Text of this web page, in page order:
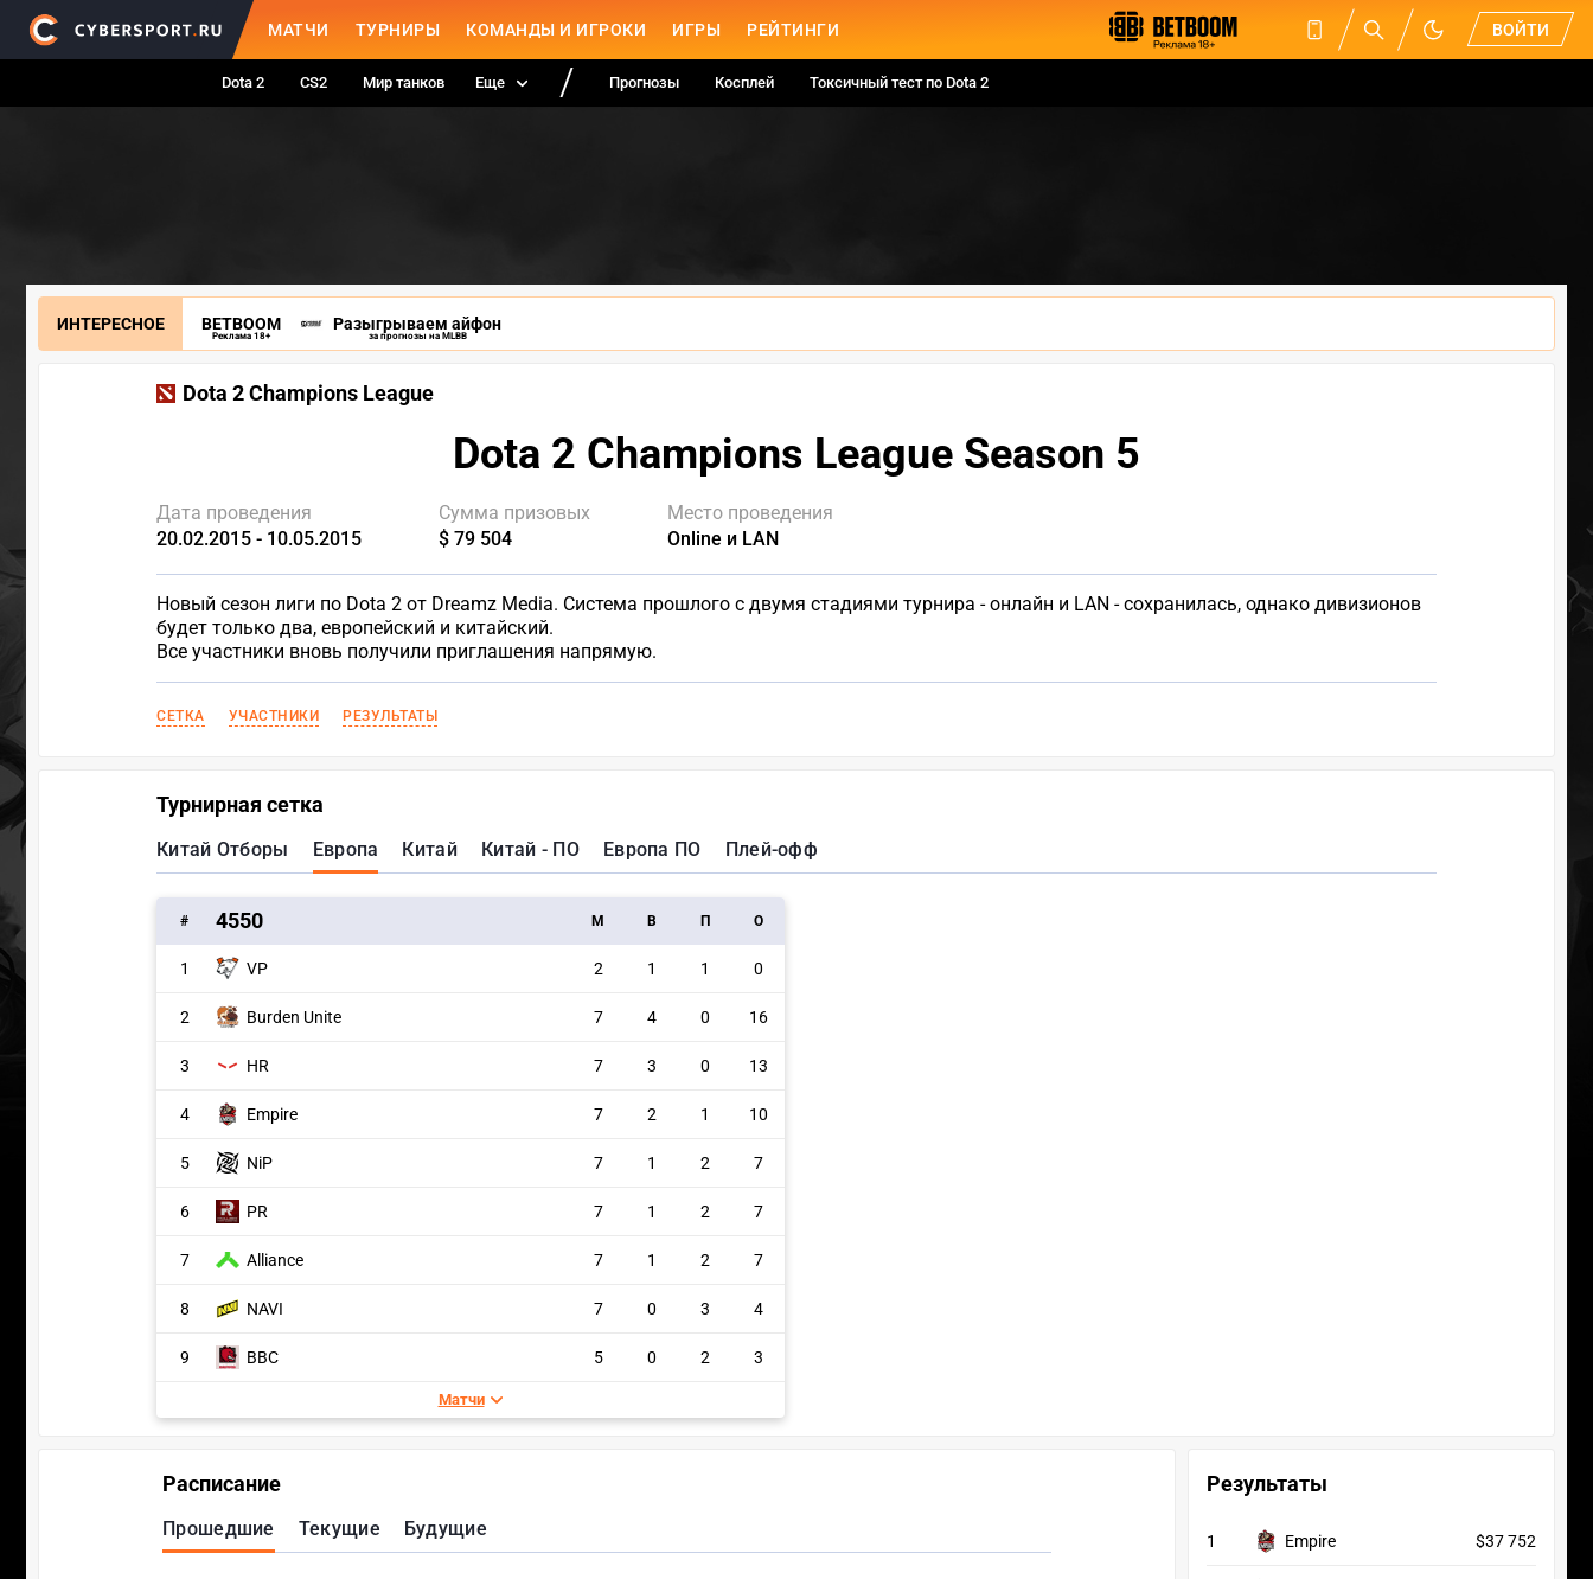
МАТЧИ ТУРНИРЫ КОМАНДЫ И ИГРОКИ ИГРЫ РЕЙТИНГИ ВОЙТИ
Dota 2 CS2 Мир танков Еще Прогнозы Косплей Токсичный тест по Dota 2
ИНТЕРЕСНОЕ BETBOOM
Реклама 18+
Разыгрываем айфон
за прогнозы на MLBB
Dota 2 Champions League
Dota 2 Champions League Season 5
Дата проведения
20.02.2015 - 10.05.2015
Сумма призовых
$ 79 504
Место проведения
Online и LAN
Новый сезон лиги по Dota 2 от Dreamz Media. Система прошлого с двумя стадиями турнира - онлайн и LAN - сохранилась, однако дивизионов
будет только два, европейский и китайский.
Все участники вновь получили приглашения напрямую.
СЕТКА УЧАСТНИКИ РЕЗУЛЬТАТЫ
Турнирная сетка
Китай Отборы Европа Китай Китай - ПО Европа ПО Плей-офф
# 4550 M В П О
1 VP 2 1 1 0
2 Burden Unite 7 4 0 16
3 HR 7 3 0 13
4 Empire 7 2 1 10
5 NiP 7 1 2 7
6 PR 7 1 2 7
7 Alliance 7 1 2 7
8 NAVI 7 0 3 4
9 BBC 5 0 2 3
Матчи
Расписание
Прошедшие Текущие Будущие
Результаты
1 Empire $37 752